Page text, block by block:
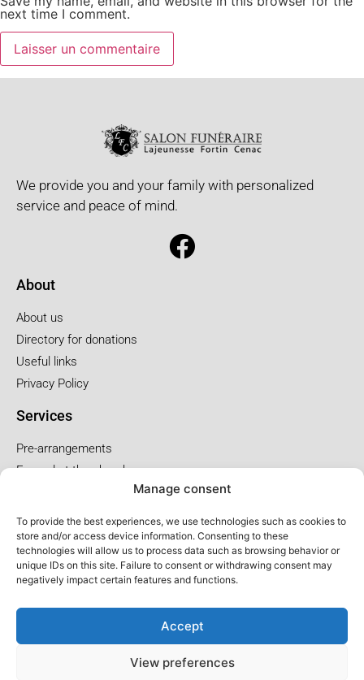
Manage consent
To provide the best experiences, we use technologies such as cookies to
store and/or access device information. Consenting to these
technologies will allow us to process data such as browsing behavior or
unique IDs on this site. Failure to consent or withdrawing consent may
negatively impact certain features and functions.
Accept
View preferences
next time I comment.
We provide you and your family with personalized
service and peace of mind.
About
About us
Directory for donations
Useful links
Privacy Policy
Services
Pre-arrangements
Funeral at the church
Service package and price
Cremation service package
Church service package